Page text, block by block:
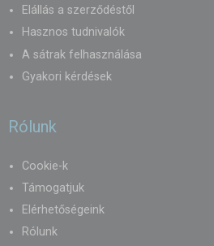
Elállás a szerződéstől
Hasznos tudnivalók
A sátrak felhasználása
Gyakori kérdések
Rólunk
Cookie-k
Támogatjuk
Elérhetőségeink
Rólunk